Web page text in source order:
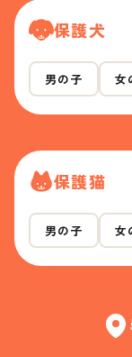
保護犬
男の子 女
保護猫
男の子 女